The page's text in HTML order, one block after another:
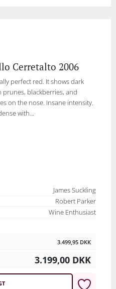
Cerretalto 2006
perfect red. It shows dark
prunes, blackberries, and
on the nose. Insane intensity.
with...
James Suckling
Robert Parker
Wine Enthusiast
3.499,95 DKK
3.199,00 DKK